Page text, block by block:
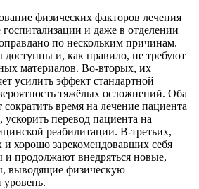
физических факторов лечения
и даже в отделении
по нескольким причинам.
и, как правило, не требуют
материалов. Во-вторых, их
усилить эффект стандартной
тяжёлых осложнений. Оба
время на лечение пациента
ускорить перевод пациента на
реабилитации. В-третьих,
хорошо зарекомендовавших себя
и продолжают внедряться новые,
выводящие физическую